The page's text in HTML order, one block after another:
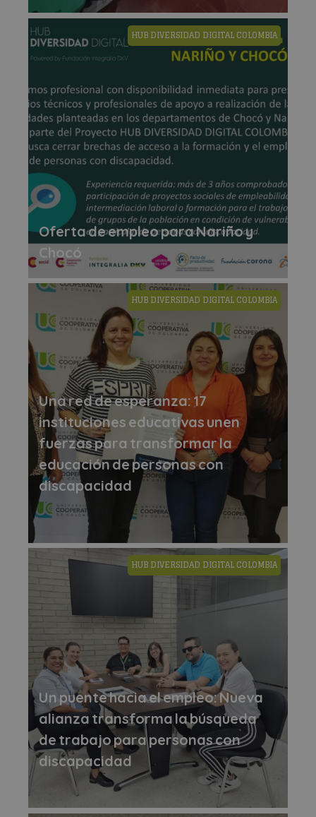
Oferta de empleo para Nariño y
Chocó
HUB DIVERSIDAD DIGITAL COLOMBIA
Una red de esperanza: 17
instituciones educativas unen
fuerzas para transformar la
educación de personas con
discapacidad
HUB DIVERSIDAD DIGITAL COLOMBIA
Un puente hacia el empleo: Nueva
alianza transforma la búsqueda
de trabajo para personas con
discapacidad
HUB DIVERSIDAD DIGITAL COLOMBIA